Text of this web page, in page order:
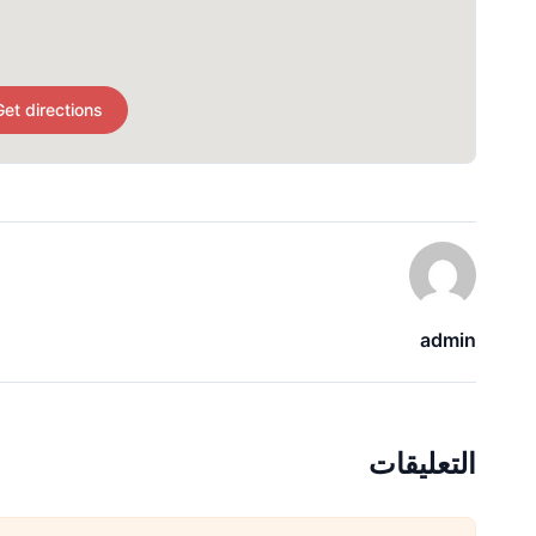
directions
admin
التعليقات